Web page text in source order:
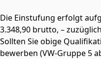
Die Einstufung erfolgt
3.348,90 brutto, – zuzüglich
Sollten Sie obige
bewerben (VW-Gruppe 5